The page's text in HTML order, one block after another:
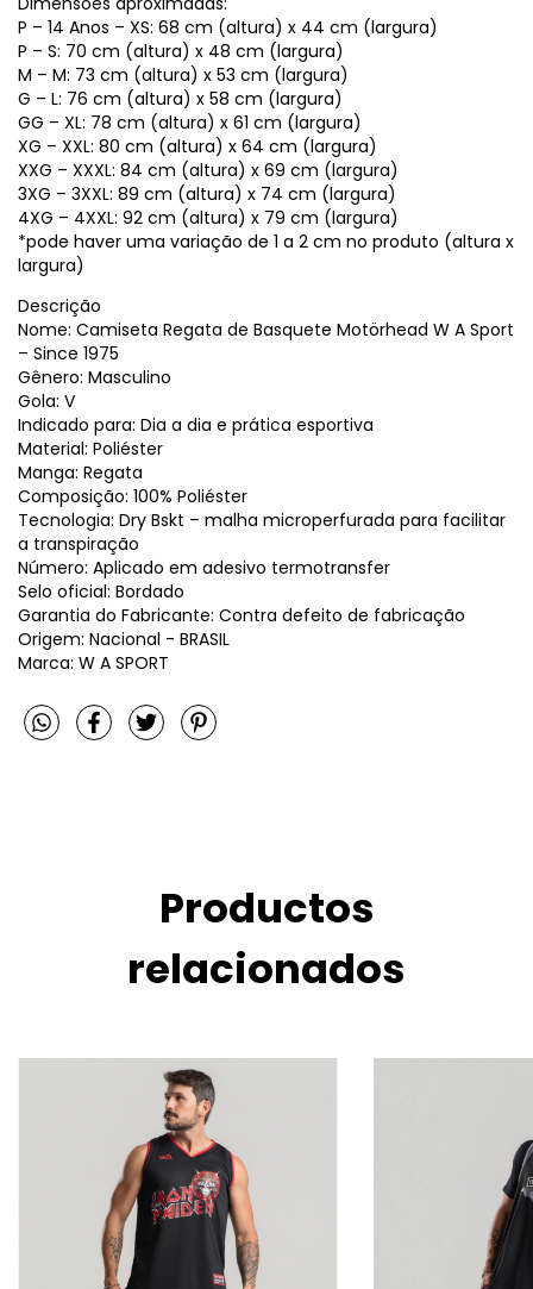
P – 14 Anos – XS: 68 cm (altura) x 44 cm (largura)
P – S: 70 cm (altura) x 48 cm (largura)
M – M: 73 cm (altura) x 53 cm (largura)
G – L: 76 cm (altura) x 58 cm (largura)
GG – XL: 78 cm (altura) x 61 cm (largura)
XG – XXL: 80 cm (altura) x 64 cm (largura)
XXG – XXXL: 84 cm (altura) x 69 cm (largura)
3XG – 3XXL: 89 cm (altura) x 74 cm (largura)
4XG – 4XXL: 92 cm (altura) x 79 cm (largura)
*pode haver uma variação de 1 a 2 cm no produto (altura x
largura)
Descrição
Nome: Camiseta Regata de Basquete Motörhead W A Sport
– Since 1975
Gênero: Masculino
Gola: V
Indicado para: Dia a dia e prática esportiva
Material: Poliéster
Manga: Regata
Composição: 100% Poliéster
Tecnologia: Dry Bskt – malha microperfurada para facilitar
a transpiração
Número: Aplicado em adesivo termotransfer
Selo oficial: Bordado
Garantia do Fabricante: Contra defeito de fabricação
Origem: Nacional - BRASIL
Marca: W A SPORT
Productos
relacionados